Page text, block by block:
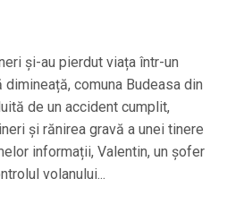
și-au pierdut viața într-un
comuna Budeasa din
de un accident cumplit,
și rănirea gravă a unei tinere
informații, Valentin, un șofer
volanului...